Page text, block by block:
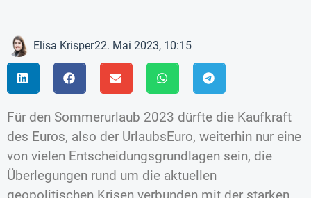
Elisa Krisper22. Mai 2023, 10:15
Für den Sommerurlaub 2023 dürfte die Kaufkraft
des Euros, also der UrlaubsEuro, weiterhin nur eine
von vielen Entscheidungsgrundlagen sein, die
Überlegungen rund um die aktuellen
geopolitischen Krisen verbunden mit der starken